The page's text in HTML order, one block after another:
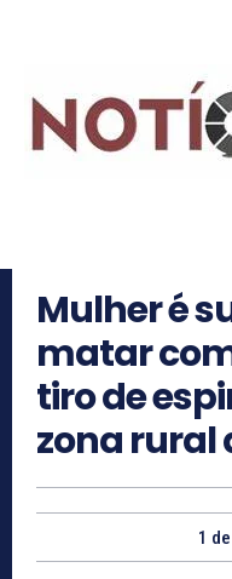
Mulher é
matar
tiro de
zona rural
1